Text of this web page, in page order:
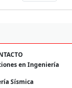
en Ingeniería
Sísmica